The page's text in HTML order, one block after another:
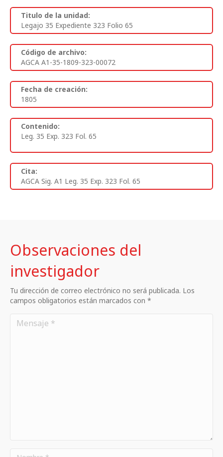
Titulo de la unidad:
Legajo 35 Expediente 323 Folio 65
Código de archivo:
AGCA A1-35-1809-323-00072
Fecha de creación:
1805
Contenido:
Leg. 35 Exp. 323 Fol. 65
Cita:
AGCA Sig. A1 Leg. 35 Exp. 323 Fol. 65
Observaciones del
investigador
Tu dirección de correo electrónico no será publicada. Los
campos obligatorios están marcados con *